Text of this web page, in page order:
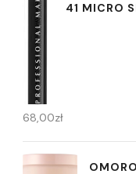
41 MICRO
68,00zł